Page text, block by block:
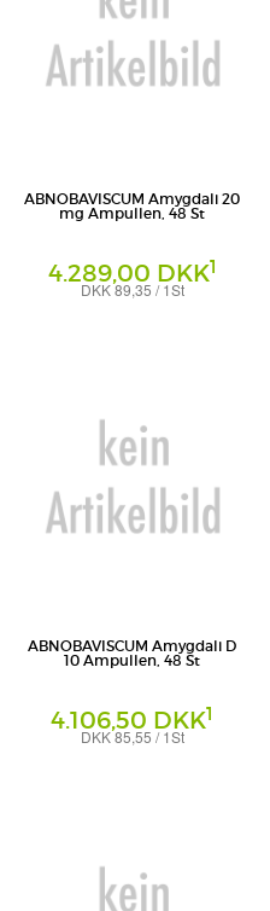
ABNOBAVISCUM Amygdali 20
mg Ampullen, 48 St
4.289,00 DKK1
DKK 89,35 / 1St
ABNOBAVISCUM Amygdali D
10 Ampullen, 48 St
4.106,50 DKK1
DKK 85,55 / 1St